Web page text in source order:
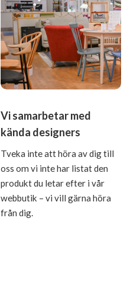
Vi samarbetar med
kända designers
Tveka inte att höra av dig till
oss om vi inte har listat den
produkt du letar efter i vår
webbutik – vi vill gärna höra
från dig.